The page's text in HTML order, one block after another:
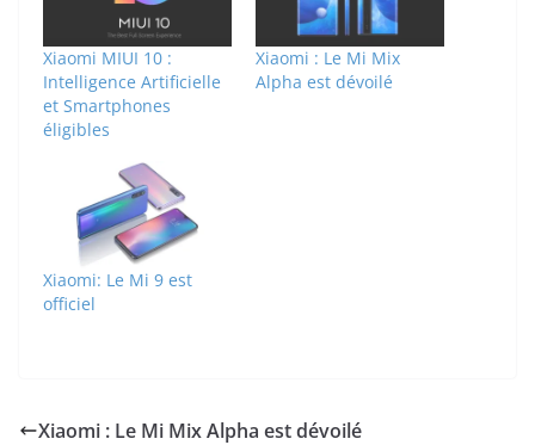
Xiaomi MIUI 10 :
Intelligence Artificielle
et Smartphones
éligibles
Xiaomi : Le Mi Mix
Alpha est dévoilé
Xiaomi: Le Mi 9 est
officiel
Xiaomi : Le Mi Mix Alpha est dévoilé